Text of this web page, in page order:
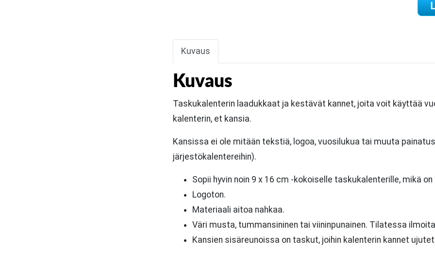
Kuvaus
Kuvaus
Taskukalenterin laadukkaat ja kestävät kannet, joita voit käyttää
kalenterin, et kansia.
Kansissa ei ole mitään tekstiä, logoa, vuosilukua tai muuta
järjestökalentereihin).
Sopii hyvin noin 9 x 16 cm -kokoiselle taskukalenterille, mikä
Logoton.
Materiaali aitoa nahkaa.
Väri musta, tummansininen tai viininpunainen. Tilatessa
Kansien sisäreunoissa on taskut, joihin kalenterin kannet